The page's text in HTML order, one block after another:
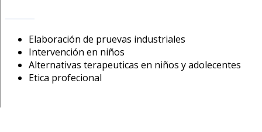
Elaboración de pruevas industriales
Intervención en niños
Alternativas terapeuticas en niños y adolecentes
Etica profecional